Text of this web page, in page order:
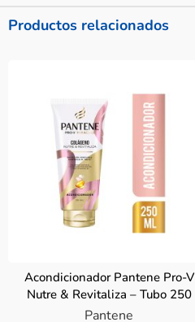
Productos relacionados
Acondicionador Pantene Pro-V
Nutre & Revitaliza – Tubo 250
ML
Pantene